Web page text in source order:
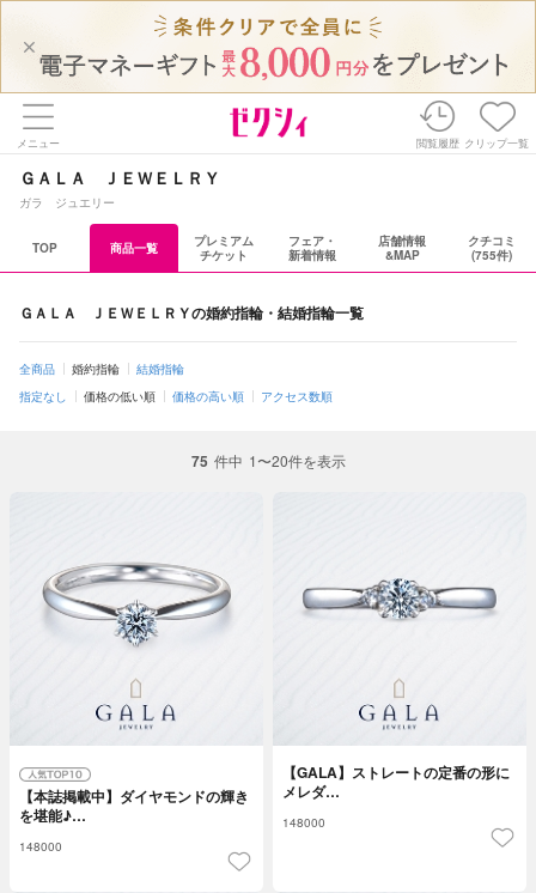
メニュー 閲覧履歴 クリップ一覧
ＧＡＬＡ ＪＥＷＥＬＲＹ
ガラ ジュエリー
TOP 商品一覧
プレミアム
チケット
フェア・
新着情報
店舗情報
&MAP
クチコミ
(755件)
ＧＡＬＡ ＪＥＷＥＬＲＹの婚約指輪・結婚指輪一覧
全商品 婚約指輪
結婚指輪
指定なし
価格の低い順 価格の高い順 アクセス数順
75 件中 1〜20件を表示
【本誌掲載中】ダイヤモンドの輝き
を堪能♪…
148000
【GALA】ストレートの定番の形に
メレダ…
148000